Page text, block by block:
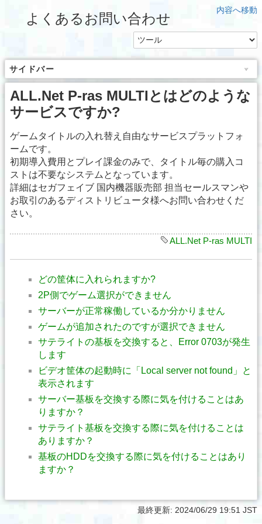
内容へ移動
よくあるお問い合わせ
サイドバー
ALL.Net P-ras MULTIとはどのような
サービスですか?
ゲームタイトルの入れ替え自由なサービスプラットフォ
ームです。
初期導入費用とプレイ課金のみで、タイトル毎の購入コ
ストは不要なシステムとなっています。
詳細はセガフェイブ 国内機器販売部 担当セールスマンや
お取引のあるディストリビュータ様へお問い合わせくだ
さい。
ALL.Net P-ras MULTI
どの筐体に入れられますか?
2P側でゲーム選択ができません
サーバーが正常稼働しているか分かりません
ゲームが追加されたのですが選択できません
サテライトの基板を交換すると、Error 0703が発生
します
ビデオ筐体の起動時に「Local server not found」と
表示されます
サーバー基板を交換する際に気を付けることはあ
りますか？
サテライト基板を交換する際に気を付けることは
ありますか？
基板のHDDを交換する際に気を付けることはあり
ますか？
最終更新: 2024/06/29 19:51 JST